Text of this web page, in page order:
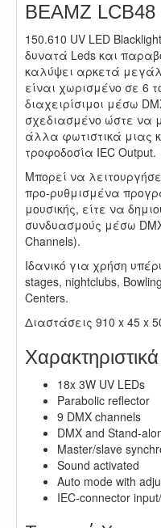
BEAMZ LCB48
150.610 UV LED
δυνατά Leds και
καλύψει αρκετά
είναι χωρισμένο σε 6
διαχειρίσιμοι μέσω
σχεδιασμένο ώστε να
άλλα φωτιστικά μιας
τροφοδοσία IEC Output.
Μπορεί να
προ-ρυθμισμένα
μουσικής, είτε να
συνδυασμούς μέσω
Channels).
Ιδανικό για χρήση
stages, nightclubs,
Centers.
Διαστάσεις 910 x 45 x
Χαρακτηριστικά
18x 3W UV LEDs
Parabolic reflector
9 DMX channels
DMX and Stand-
Master/slave
Sound activated
Auto mode with
IEC-connector